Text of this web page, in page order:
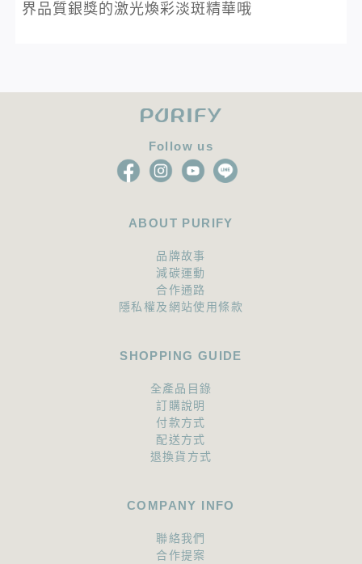
界品質銀獎的激光煥彩淡斑精華哦
Follow us
ABOUT PURIFY
品牌故事
減碳運動
合作通路
隱私權及網站使用條款
SHOPPING GUIDE
全產品目錄
訂購說明
付款方式
配送方式
退換貨方式
COMPANY INFO
聯絡我們
合作提案